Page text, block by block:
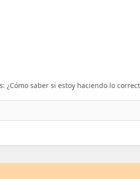
saber si estoy haciendo lo